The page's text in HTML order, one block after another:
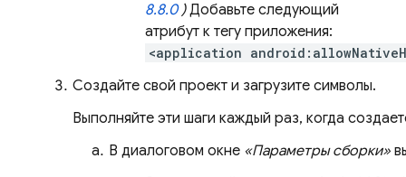
8.8.0)Добавьте следующий
атрибут к тегу приложения:
<application
Создайте свой проект и загрузите символы.
Выполняйте эти шаги каждый раз, когда
В диалоговом окне «Параметры сборки»